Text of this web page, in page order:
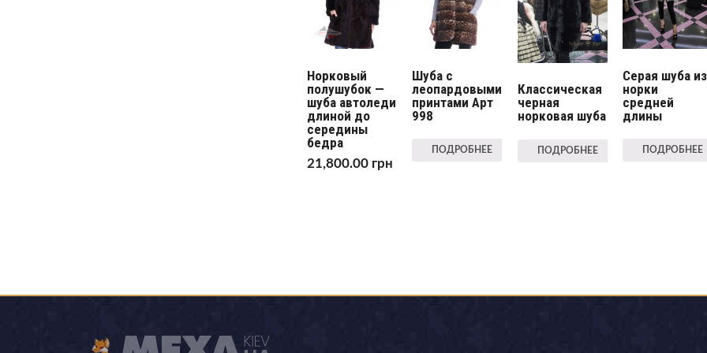
Норковый
полушубок —
шуба автоледи
длиной до
середины
бедра
21,800.00 грн
Шуба с
леопардовыми
принтами Арт
998
ПОДРОБНЕЕ
Классическая
черная
норковая шуба
ПОДРОБНЕЕ
Серая шуба из
норки
средней
длины
ПОДРОБНЕЕ